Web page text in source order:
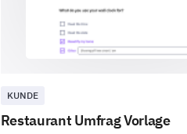
Nein
KUNDE
Restaurant Umfrag Vorlage